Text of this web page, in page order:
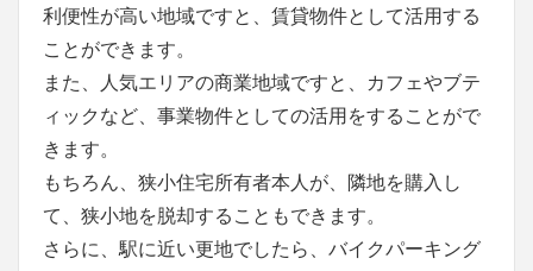
利便性が高い地域ですと、賃貸物件として活用する
ことができます。
また、人気エリアの商業地域ですと、カフェやブテ
ィックなど、事業物件としての活用をすることがで
きます。
もちろん、狭小住宅所有者本人が、隣地を購入し
て、狭小地を脱却することもできます。
さらに、駅に近い更地でしたら、バイクパーキング